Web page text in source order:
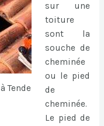
Tende
sur une
toiture
sont la
souche de
cheminée
ou le pied
de
cheminée.
Le pied de